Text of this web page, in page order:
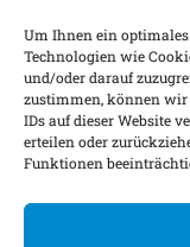
Um Ihnen ein
Technologien wie
und/oder darauf
zustimmen, können wir
IDs auf dieser Website
erteilen oder
Funktionen
Impressum
Datenschutz
Cookie-